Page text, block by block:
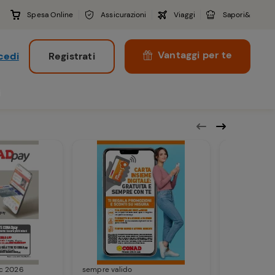
Spesa Online Assicurazioni Viaggi Sapori&
Registrati Vantaggi per te
2026 sempre valido